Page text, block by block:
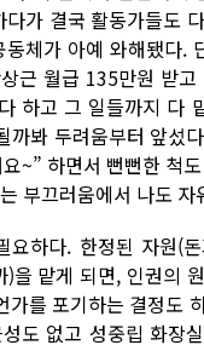
가 결국 활동가들도
체가 아예 와해됐다.
근 월급 135만원 받
하고 그 일들까지 다
까봐 두려움부터 앞섰
~” 하면서 뻔뻔한 척
부끄러움에서 나도 자
요하다. 한정된 자원(
을 맡게 되면, 인권의
가를 포기하는 결정도
도 없고 성중립 화장